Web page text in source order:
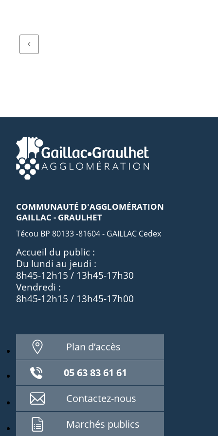
COMMUNAUTÉ D'AGGLOMÉRATION
GAILLAC - GRAULHET
Técou BP 80133 -81604 - GAILLAC Cedex
Accueil du public :
Du lundi au jeudi :
8h45-12h15 / 13h45-17h30
Vendredi :
8h45-12h15 / 13h45-17h00
Plan d’accès
05 63 83 61 61
Contactez-nous
Marchés publics